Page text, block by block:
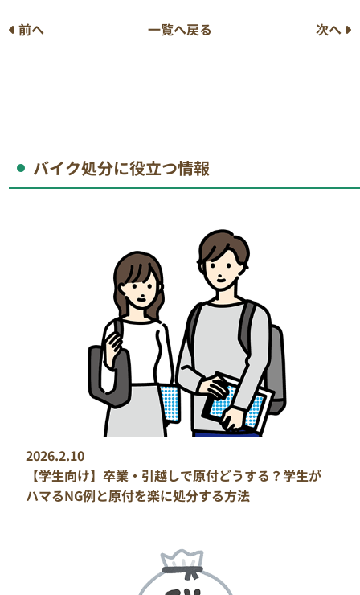
前へ 一覧へ戻る 次へ
バイク処分に役立つ情報
2026.2.10
【学生向け】卒業・引越しで原付どうする？学生が
ハマるNG例と原付を楽に処分する方法